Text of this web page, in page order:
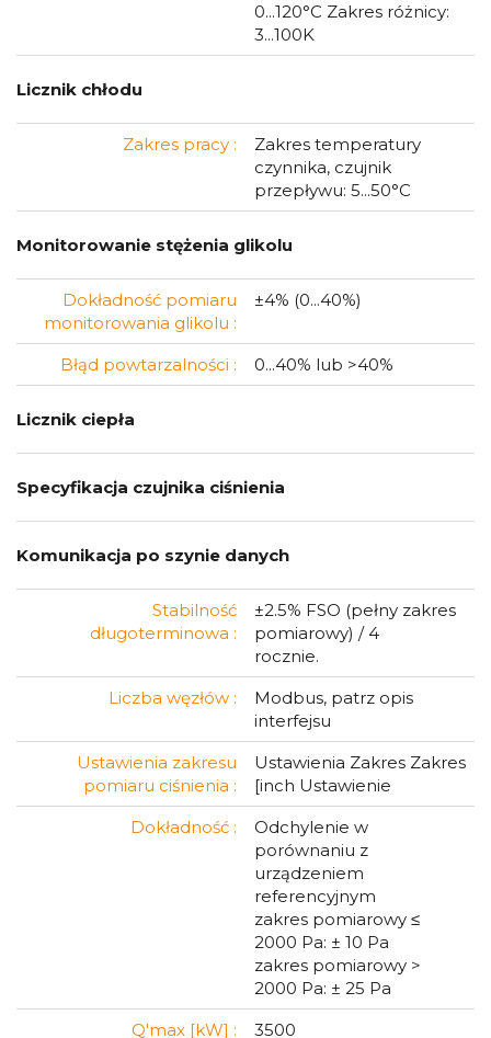
0...120°C Zakres różnicy:
3...100K
Licznik chłodu
Zakres pracy :
Zakres temperatury
czynnika, czujnik
przepływu: 5...50°C
Monitorowanie stężenia glikolu
Dokładność pomiaru
monitorowania glikolu :
±4% (0...40%)
Błąd powtarzalności : 0...40% lub >40%
Licznik ciepła
Specyfikacja czujnika ciśnienia
Komunikacja po szynie danych
Stabilność
długoterminowa :
±2.5% FSO (pełny zakres
pomiarowy) / 4
rocznie.
Liczba węzłów :
Modbus, patrz opis
interfejsu
Ustawienia zakresu
pomiaru ciśnienia :
Ustawienia Zakres Zakres
[inch Ustawienie
Dokładność :
Odchylenie w
porównaniu z
urządzeniem
referencyjnym
zakres pomiarowy ≤
2000 Pa: ± 10 Pa
zakres pomiarowy >
2000 Pa: ± 25 Pa
Q'max [kW] :
3500